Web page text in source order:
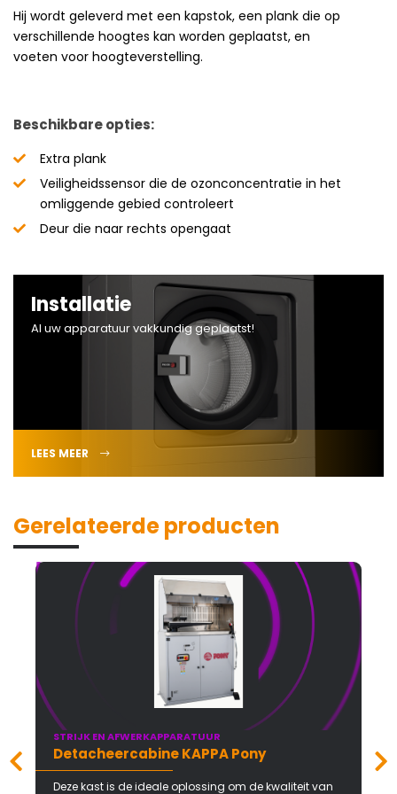
Hij wordt geleverd met een kapstok, een plank die op
verschillende hoogtes kan worden geplaatst, en
voeten voor hoogteverstelling.
Beschikbare opties:
Extra plank
Veiligheidssensor die de ozonconcentratie in het
omliggende gebied controleert
Deur die naar rechts opengaat
Installatie
Al uw apparatuur vakkundig geplaatst!
LEES MEER
Gerelateerde producten
STRIJK EN AFWERKAPPARATUUR
Detacheercabine KAPPA Pony
Deze kast is de ideale oplossing om de kwaliteit van